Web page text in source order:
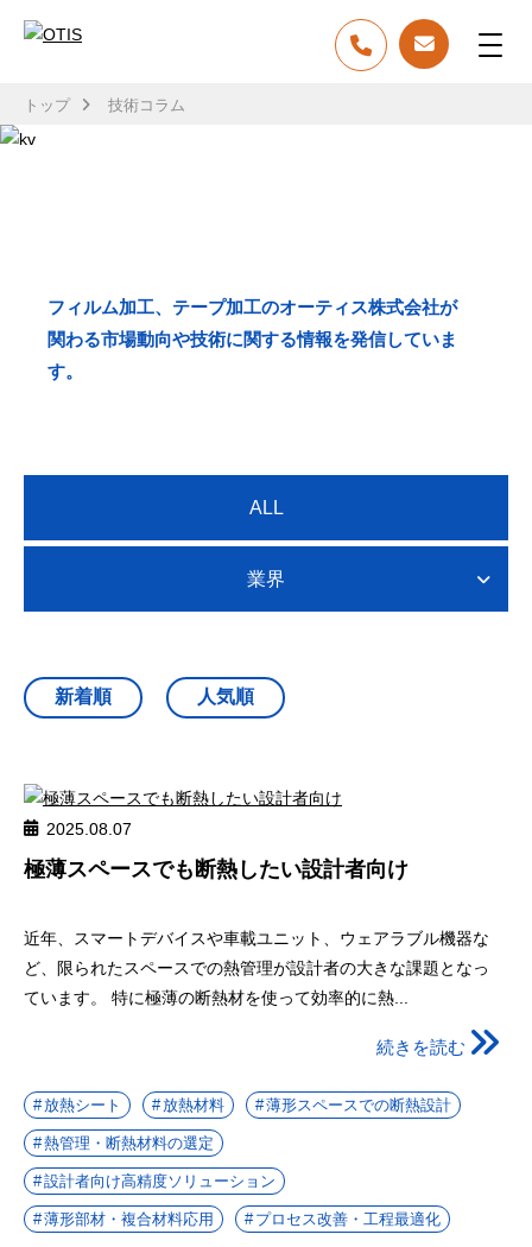
トップ 技術コラム
フィルム加工、テープ加工のオーティス株式会社が
関わる市場動向や技術に関する情報を発信していま
す。
ALL
業界
2025.08.07
極薄スペースでも断熱したい設計者向け
近年、スマートデバイスや車載ユニット、ウェアラブル機器な
ど、限られたスペースでの熱管理が設計者の大きな課題となっ
ています。 特に極薄の断熱材を使って効率的に熱...
続きを読む
放熱シート 放熱材料 薄形スペースでの断熱設計
熱管理・断熱材料の選定
設計者向け高精度ソリューション
薄形部材・複合材料応用 プロセス改善・工程最適化